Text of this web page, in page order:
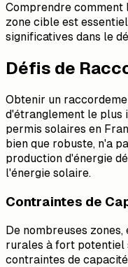
Comprendre
zone cible est
significatives dans le
Défis de
Obtenir un
d'étranglement le plus
permis solaires en
bien que robuste, n'a
production d'énergie
l'énergie solaire.
Contraintes de
De nombreuses
rurales à fort potentiel
contraintes de